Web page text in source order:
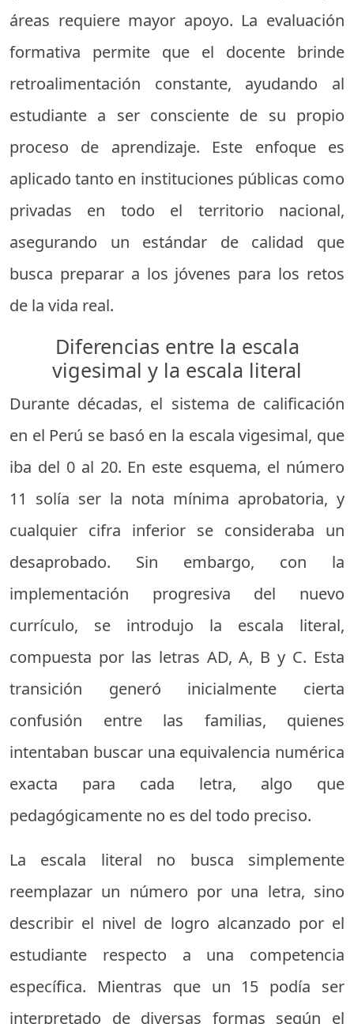
áreas requiere mayor apoyo. La evaluación
formativa permite que el docente brinde
retroalimentación constante, ayudando al
estudiante a ser consciente de su propio
proceso de aprendizaje. Este enfoque es
aplicado tanto en instituciones públicas como
privadas en todo el territorio nacional,
asegurando un estándar de calidad que
busca preparar a los jóvenes para los retos
de la vida real.
Diferencias entre la escala
vigesimal y la escala literal
Durante décadas, el sistema de calificación
en el Perú se basó en la escala vigesimal, que
iba del 0 al 20. En este esquema, el número
11 solía ser la nota mínima aprobatoria, y
cualquier cifra inferior se consideraba un
desaprobado. Sin embargo, con la
implementación progresiva del nuevo
currículo, se introdujo la escala literal,
compuesta por las letras AD, A, B y C. Esta
transición generó inicialmente cierta
confusión entre las familias, quienes
intentaban buscar una equivalencia numérica
exacta para cada letra, algo que
pedagógicamente no es del todo preciso.
La escala literal no busca simplemente
reemplazar un número por una letra, sino
describir el nivel de logro alcanzado por el
estudiante respecto a una competencia
específica. Mientras que un 15 podía ser
interpretado de diversas formas según el